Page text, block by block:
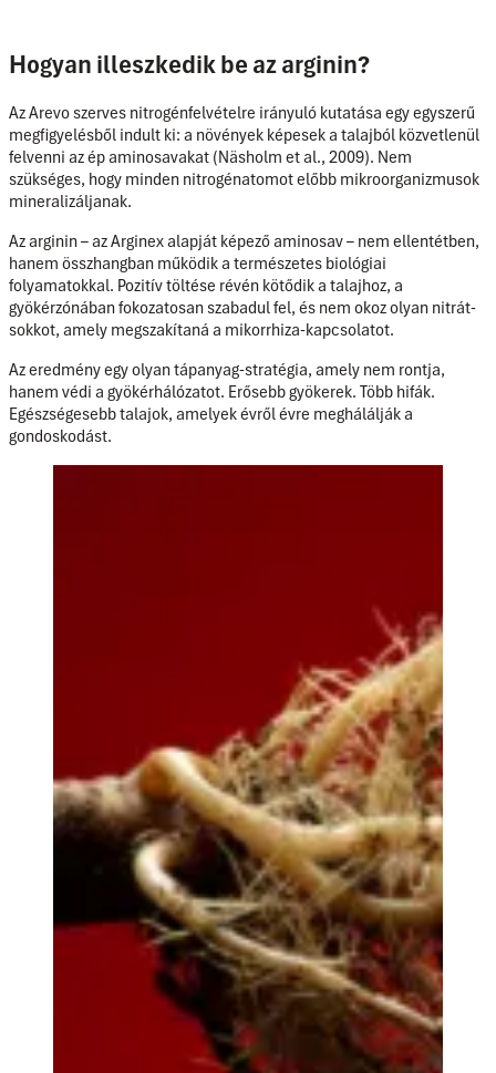
Hogyan illeszkedik be az arginin?
Az Arevo szerves nitrogénfelvételre irányuló kutatása egy egyszerű
megfigyelésből indult ki: a növények képesek a talajból közvetlenül
felvenni az ép aminosavakat (Näsholm et al., 2009). Nem
szükséges, hogy minden nitrogénatomot előbb mikroorganizmusok
mineralizáljanak.
Az arginin – az Arginex alapját képező aminosav – nem ellentétben,
hanem összhangban működik a természetes biológiai
folyamatokkal. Pozitív töltése révén kötődik a talajhoz, a
gyökérzónában fokozatosan szabadul fel, és nem okoz olyan nitrát-
sokkot, amely megszakítaná a mikorrhiza-kapcsolatot.
Az eredmény egy olyan tápanyag-stratégia, amely nem rontja,
hanem védi a gyökérhálózatot. Erősebb gyökerek. Több hifák.
Egészségesebb talajok, amelyek évről évre meghálálják a
gondoskodást.